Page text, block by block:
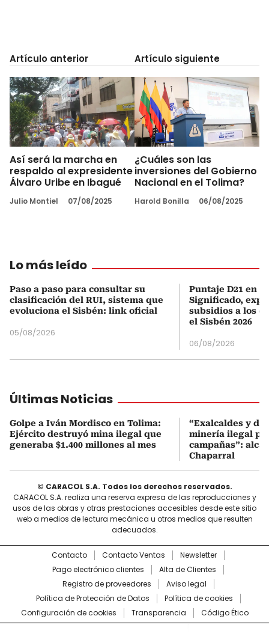
Artículo anterior
Así será la marcha en
respaldo al expresidente
Álvaro Uribe en Ibagué
Julio Montiel 07/08/2025
Artículo siguiente
¿Cuáles son las
inversiones del Gobierno
Nacional en el Tolima?
Harold Bonilla 06/08/2025
Lo más leído
Paso a paso para consultar su
clasificación del RUI, sistema que
evoluciona el Sisbén: link oficial
05/08/2026
Puntaje D21 en
Significado,
subsidios a los
el Sisbén 2026
06/08/2026
Últimas Noticias
Golpe a Iván Mordisco en Tolima:
Ejército destruyó mina ilegal que
generaba $1.400 millones al mes
“Exalcaldes y
minería ilegal
campañas”:
Chaparral
© CARACOL S.A. Todos los derechos reservados.
CARACOL S.A. realiza una reserva expresa de las reproducciones y
usos de las obras y otras prestaciones accesibles desde este sitio
web a medios de lectura mecánica u otros medios que resulten
adecuados.
Contacto Contacto Ventas
Newsletter
Pago electrónico clientes
Alta de Clientes
Registro de proveedores
Aviso legal
Política de Protección de Datos
Política de cookies
Configuración de cookies
Transparencia Código Ético